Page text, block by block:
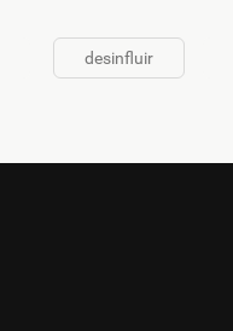
desinfluir